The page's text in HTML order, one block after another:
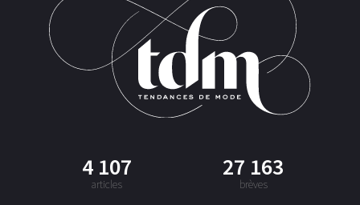
4 107
articles
27 163
brèves